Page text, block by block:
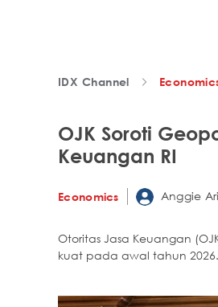
IDX Channel
OJK Soroti
Keuangan RI
Economics Anggie
Otoritas Jasa Keuangan
kuat pada awal tahun 2026.